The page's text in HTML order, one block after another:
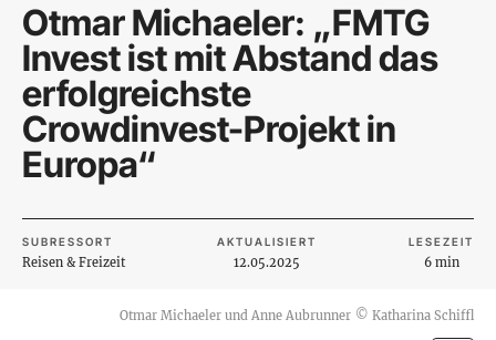
Otmar Michaeler: „FMTG
Invest ist mit Abstand das
erfolgreichste
Crowdinvest-Projekt in
Europa“
SUBRESSORT
Reisen & Freizeit
AKTUALISIERT
12.05.2025
LESEZEIT
6 min
Otmar Michaeler und Anne Aubrunner © Katharina Schiffl